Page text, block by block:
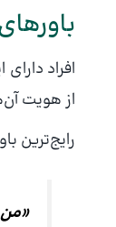
افراد
از هویت
رایج‌ترین
«من